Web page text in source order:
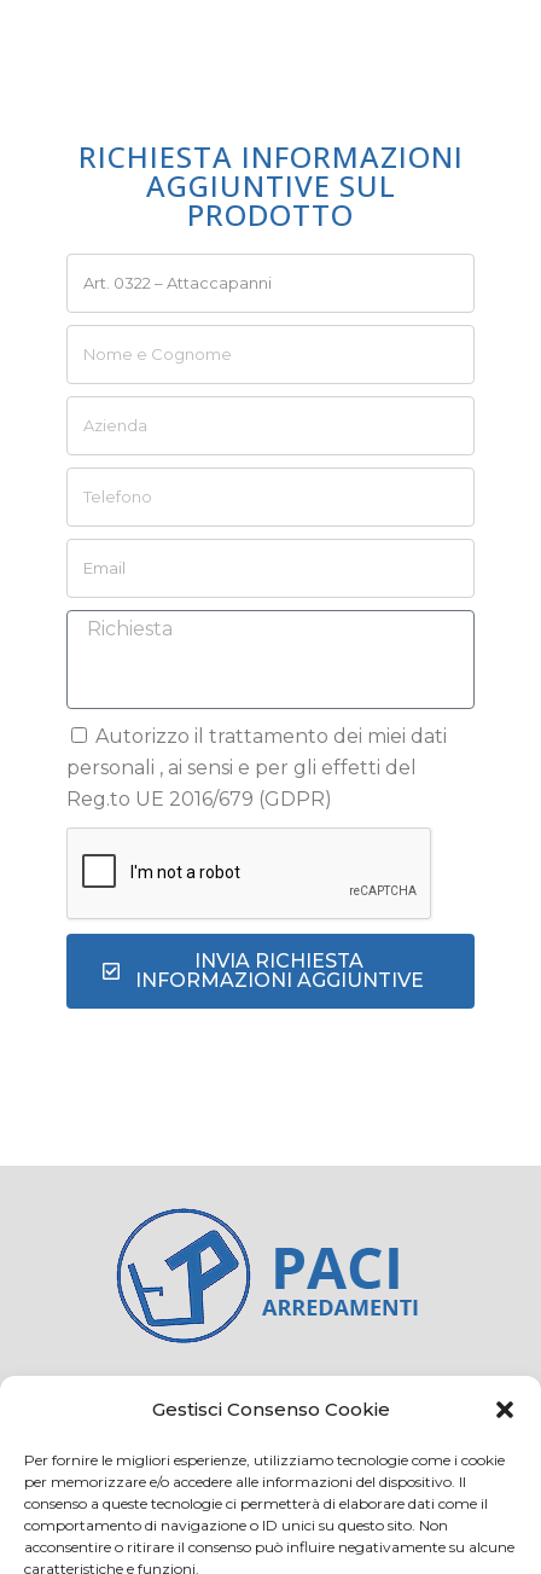
Gestisci Consenso Cookie
Per fornire le migliori esperienze, utilizziamo tecnologie come i cookie
per memorizzare e/o accedere alle informazioni del dispositivo. Il
consenso a queste tecnologie ci permetterà di elaborare dati come il
comportamento di navigazione o ID unici su questo sito. Non
acconsentire o ritirare il consenso può influire negativamente su alcune
caratteristiche e funzioni.
RICHIESTA INFORMAZIONI
AGGIUNTIVE SUL
PRODOTTO
Autorizzo il trattamento dei miei dati
personali , ai sensi e per gli effetti del
Reg.to UE 2016/679 (GDPR)
INVIA RICHIESTA
INFORMAZIONI AGGIUNTIVE
Credits Privacy and cookie
Via Virginio 358/360
Loc. Anselmo 50025 Montespertoli (FI)